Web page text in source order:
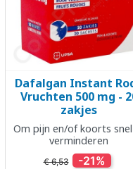
Dafalgan Instant
Vruchten 500 mg -
zakjes
Om pijn en/of koorts
verminderen
€ 6,53 -21%